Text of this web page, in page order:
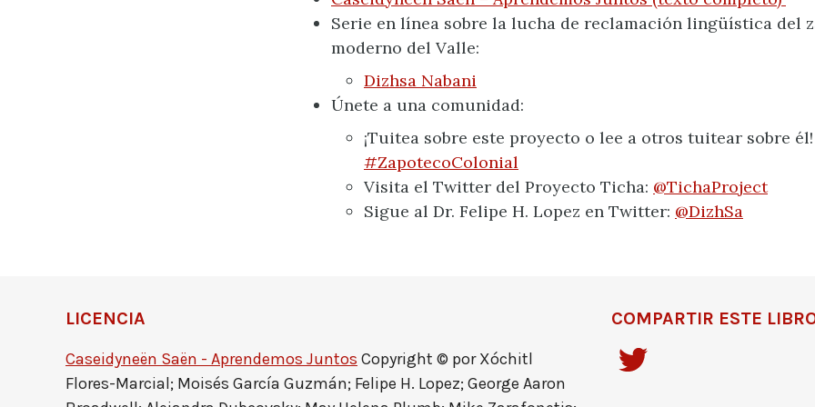
Serie en línea sobre la lucha de reclamación lingüística del
moderno del Valle:
Dizhsa Nabani
Únete a una comunidad:
¡Tuitea sobre este proyecto o lee a otros tuitear sobre él!
#ZapotecoColonial
Visita el Twitter del Proyecto Ticha: @TichaProject
Sigue al Dr. Felipe H. Lopez en Twitter: @DizhSa
LICENCIA
Caseidyneën Saën - Aprendemos Juntos Copyright © por Xóchitl
Flores-Marcial; Moisés García Guzmán; Felipe H. Lopez; George Aaron
COMPARTIR ESTE